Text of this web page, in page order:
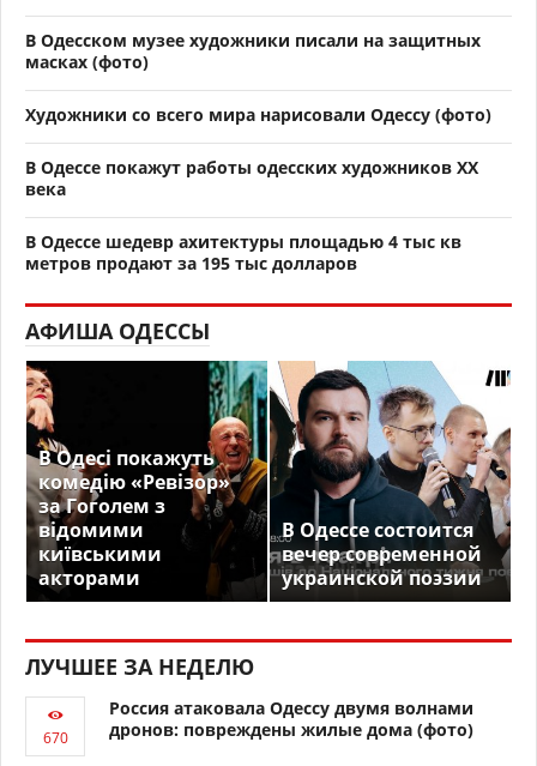
В Одесском музее художники писали на защитных
масках (фото)
Художники со всего мира нарисовали Одессу (фото)
В Одессе покажут работы одесских художников XX
века
В Одессе шедевр ахитектуры площадью 4 тыс кв
метров продают за 195 тыс долларов
АФИША ОДЕССЫ
В Одесі покажуть
комедію «Ревізор»
за Гоголем з
відомими
київськими
акторами
В Одессе состоится
вечер современной
украинской поэзии
ЛУЧШЕЕ ЗА НЕДЕЛЮ
Россия атаковала Одессу двумя волнами
дронов: повреждены жилые дома (фото)